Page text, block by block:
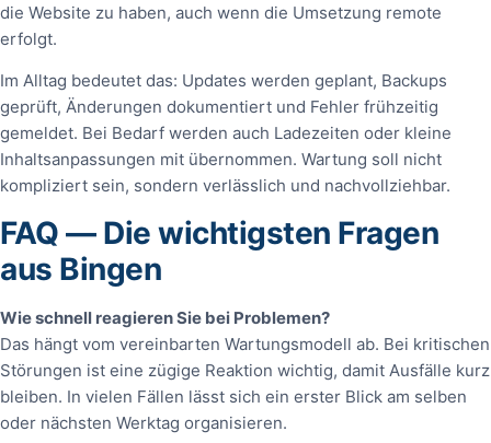
die Website zu haben, auch wenn die Umsetzung remote
erfolgt.
Im Alltag bedeutet das: Updates werden geplant, Backups
geprüft, Änderungen dokumentiert und Fehler frühzeitig
gemeldet. Bei Bedarf werden auch Ladezeiten oder kleine
Inhaltsanpassungen mit übernommen. Wartung soll nicht
kompliziert sein, sondern verlässlich und nachvollziehbar.
FAQ — Die wichtigsten Fragen
aus Bingen
Wie schnell reagieren Sie bei Problemen?
Das hängt vom vereinbarten Wartungsmodell ab. Bei kritischen
Störungen ist eine zügige Reaktion wichtig, damit Ausfälle kurz
bleiben. In vielen Fällen lässt sich ein erster Blick am selben
oder nächsten Werktag organisieren.